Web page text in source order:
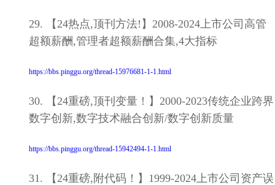
29. 【24热点,顶刊方法!】2008-2024上市公司高管
超额薪酬,管理者超额薪酬合集,4大指标
https://bbs.pinggu.org/thread-15976681-1-1.html
30. 【24重磅,顶刊变量！】2000-2023传统企业跨界
数字创新,数字技术融合创新/数字创新质量
https://bbs.pinggu.org/thread-15942494-1-1.html
31. 【24重磅,附代码！】1999-2024上市公司资产误